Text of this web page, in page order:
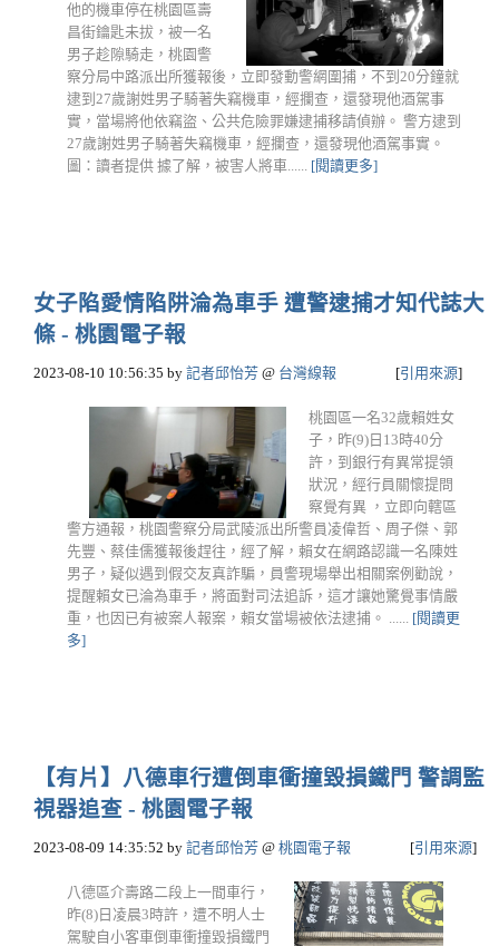
他的機車停在桃園區壽
昌街鑰匙未拔，被一名
男子趁隙騎走，桃園警
察分局中路派出所獲報後，立即發動警網圍捕，不到20分鐘就
逮到27歲謝姓男子騎著失竊機車，經攔查，還發現他酒駕事
實，當場將他依竊盜、公共危險罪嫌逮捕移請偵辦。 警方逮到
27歲謝姓男子騎著失竊機車，經攔查，還發現他酒駕事實。
圖：讀者提供 據了解，被害人將車...... [閱讀更多]
女子陷愛情陷阱淪為車手 遭警逮捕才知代誌大
條 - 桃園電子報
2023-08-10 10:56:35 by 記者邱怡芳 @ 台灣線報 [引用來源]
桃園區一名32歲賴姓女
子，昨(9)日13時40分
許，到銀行有異常提領
狀況，經行員關懷提問
察覺有異 ，立即向轄區
警方通報，桃園警察分局武陵派出所警員凌偉哲、周子傑、郭
先豐、蔡佳儒獲報後趕往，經了解，賴女在網路認識一名陳姓
男子，疑似遇到假交友真詐騙，員警現場舉出相關案例勸說，
提醒賴女已淪為車手，將面對司法追訴，這才讓她驚覺事情嚴
重，也因已有被案人報案，賴女當場被依法逮捕。 ...... [閱讀更
多]
【有片】八德車行遭倒車衝撞毀損鐵門 警調監
視器追查 - 桃園電子報
2023-08-09 14:35:52 by 記者邱怡芳 @ 桃園電子報 [引用來源]
八德區介壽路二段上一間車行，
昨(8)日凌晨3時許，遭不明人士
駕駛自小客車倒車衝撞毀損鐵門